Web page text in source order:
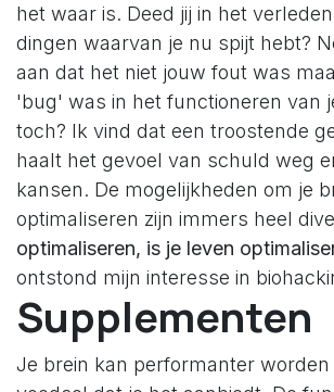
het waar is. Deed jij in het
dingen waarvan je nu spijt hebt?
aan dat het niet jouw fout was
'bug' was in het functioneren van
toch? Ik vind dat een troostende
haalt het gevoel van schuld weg
kansen. De mogelijkheden om je
optimaliseren zijn immers heel
optimaliseren, is je leven
ontstond mijn interesse in
Supplementen
Je brein kan performanter worden